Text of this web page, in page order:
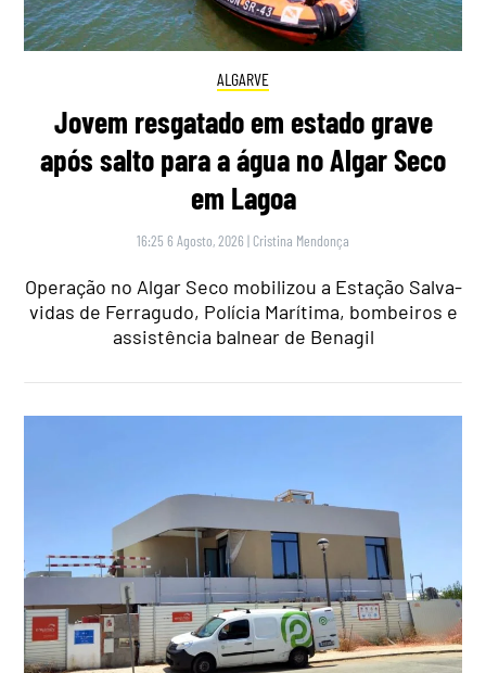
ALGARVE
Jovem resgatado em estado grave
após salto para a água no Algar Seco
em Lagoa
16:25 6 Agosto, 2026 | Cristina Mendonça
Operação no Algar Seco mobilizou a Estação Salva-
vidas de Ferragudo, Polícia Marítima, bombeiros e
assistência balnear de Benagil